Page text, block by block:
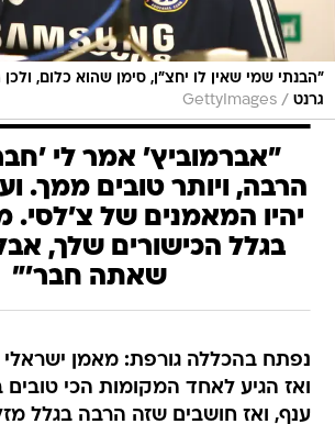
"הבנתי שמי שאין לו יחצ"ן, סימן שהוא כלום,
גרנט /
GettyImages
"אברמוביץ' אמר לי
הרבה, ויותר טובים ממך.
יהיו המאמנים של צ'לסי.
בגלל הכישורים שלך,
שאתה חבר'"
נפתח בהכללה גורפת: מאמן
ואז הגיע לאחד המקומות הכי טובים
ענף, ואז חושבים שזה הרבה בגלל